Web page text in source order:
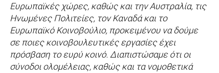
Ευρωπαϊκές χώρες, καθώς και την Αυστραλία, τις
Ηνωμένες Πολιτείες, τον Καναδά και το
Ευρωπαϊκό Κοινοβούλιο, προκειμένου να δούμε
σε ποιες κοινοβουλευτικές εργασίες έχει
πρόσβαση το ευρύ κοινό. Διαπιστώσαμε ότι οι
σύνοδοι ολομέλειας, καθώς και τα νομοθετικά